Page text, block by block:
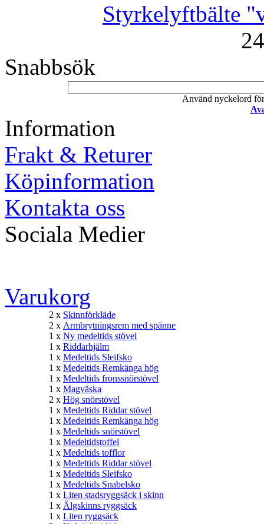
Styrkelyftbälte
Snabbsök
Använd nyckelord
Information
Frakt & Returer
Köpinformation
Kontakta oss
Sociala Medier
Varukorg
2 x Skinnförkläde
2 x Armbrytningsrem med spänne
1 x Ny medeltids stövel
1 x Riddarhjälm
1 x Medeltids Sleifsko
1 x Medeltids Remkänga hög
1 x Medeltids fronssnörstövel
1 x Magväska
2 x Hög snörstövel
1 x Medeltids Riddar stövel
1 x Medeltids Remkänga hög
1 x Medeltids snörstövel
1 x Medeltidstoffel
1 x Medeltids tofflor
1 x Medeltids Riddar stövel
1 x Medeltids Sleifsko
1 x Medeltids Snabelsko
1 x Liten stadsryggsäck i skinn
1 x Älgskinns ryggsäck
1 x Liten ryggsäck